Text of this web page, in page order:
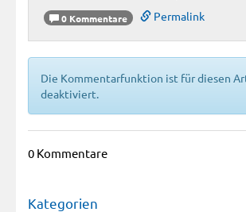
0 Kommentare Permalink
Die Kommentarfunktion ist für diesen
deaktiviert.
0 Kommentare
Kategorien